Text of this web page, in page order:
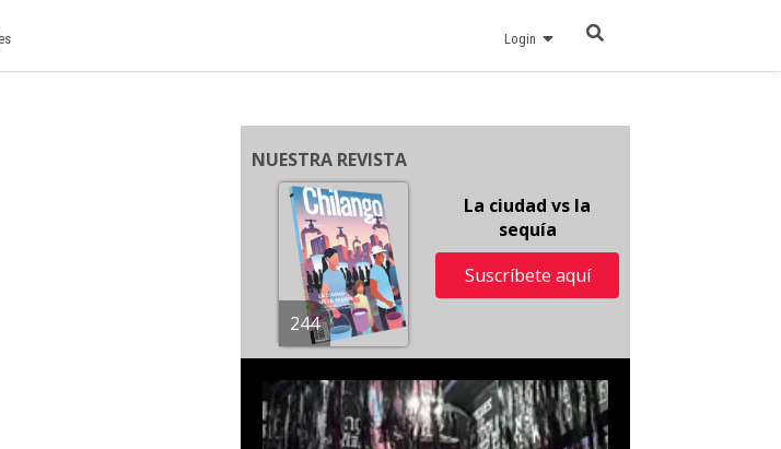
Login
NUESTRA REVISTA
244
La ciudad vs la
sequía
Suscríbete aquí